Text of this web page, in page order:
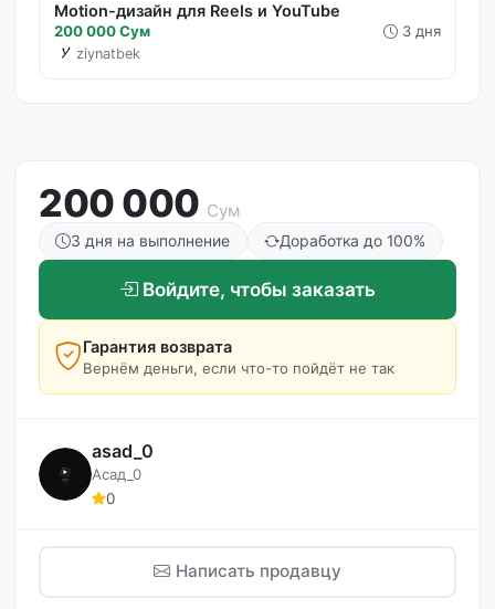
Motion-дизайн для Reels и YouTube
200 000 Сум 3 дня
ziynatbek
200 000 Сум
3 дня на выполнение Доработка до 100%
Войдите, чтобы заказать
Гарантия возврата
Вернём деньги, если что-то пойдёт не так
asad_0
Асад_0
0
Написать продавцу